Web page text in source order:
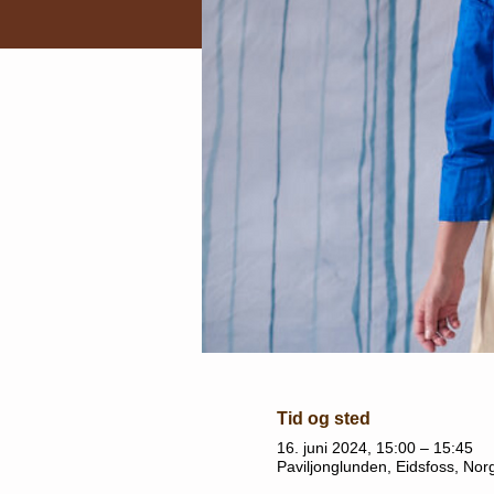
Tid og sted
16. juni 2024, 15:00 – 15:45
Paviljonglunden, Eidsfoss,